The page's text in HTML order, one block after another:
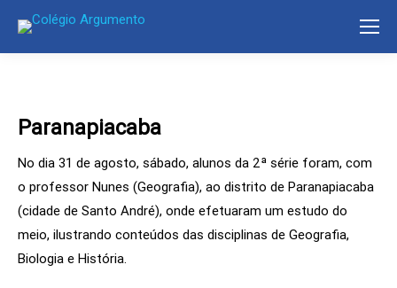
Paranapiacaba
No dia 31 de agosto, sábado, alunos da 2ª série foram, com
o professor Nunes (Geografia), ao distrito de Paranapiacaba
(cidade de Santo André), onde efetuaram um estudo do
meio, ilustrando conteúdos das disciplinas de Geografia,
Biologia e História.